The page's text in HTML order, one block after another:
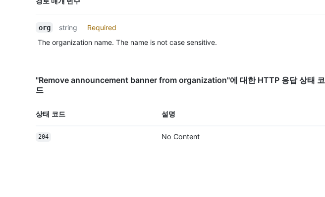
org string
Required
The organization name. The name is not case sensitive.
"Remove announcement banner from organization"에 대한 HTTP 응답 상태 코
드
상태 코드 설명
204 No Content